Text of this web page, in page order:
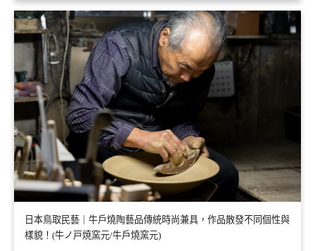
日本鳥取民藝｜牛戶燒陶藝品傳統時尚兼具，作品散發不同個性與
樣貌！(牛ノ戸焼窯元/牛戶燒窯元)